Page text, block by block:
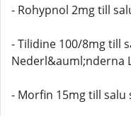
- Rohypnol 2mg till
- Tilidine 100/8mg till
Nederl&auml;nderna
- Morfin 15mg till